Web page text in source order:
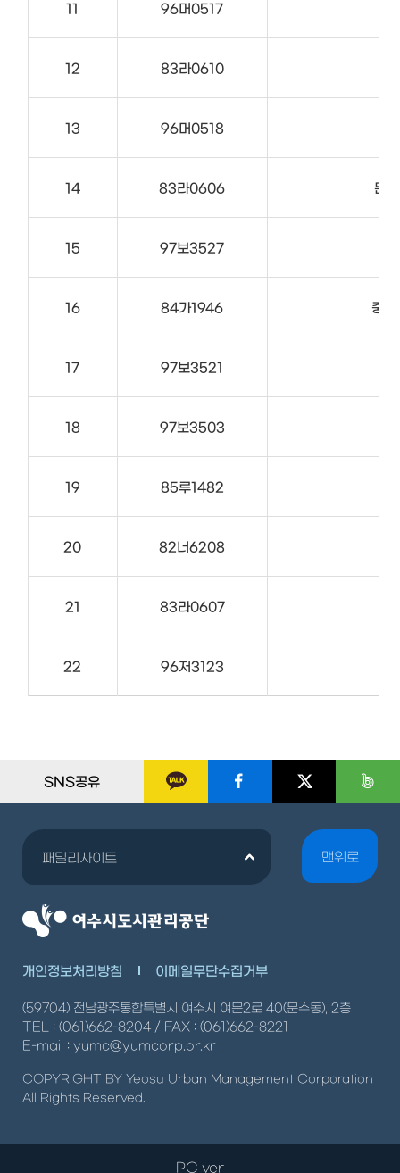
11 96머0517
12 83라0610
13 96머0518
14 83라0606 문
15 97보3527
16 84가1946 중앙
17 97보3521
18 97보3503
19 85루1482
20 82너6208
21 83라0607
22 96저3123
SNS공유
패밀리사이트
개인정보처리방침 이메일무단수집거부
(59704) 전남광주통합특별시 여수시 여문2로 40(문수동), 2층
TEL : (061)662-8204 / FAX : (061)662-8221
E-mail : yumc@yumcorp.or.kr
COPYRIGHT BY Yeosu Urban Management Corporation
All Rights Reserved.
맨위로
PC ver